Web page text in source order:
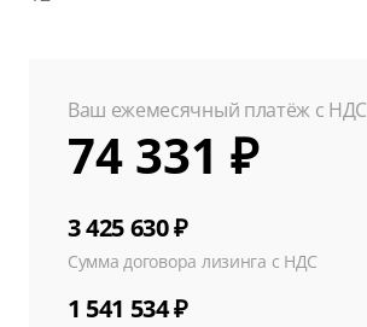
Ваш ежемесячный платёж с НДС
74 331 ₽
3 425 630 ₽
Сумма договора лизинга с НДС
1 541 534 ₽